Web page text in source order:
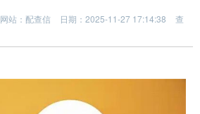
网站：配查信 日期：2025-11-27 17:14:38
查